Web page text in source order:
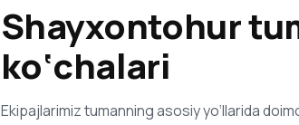
Shayxontohur
ko‘chalari
Ekipajlarimiz tumanning asosiy yo‘llarida